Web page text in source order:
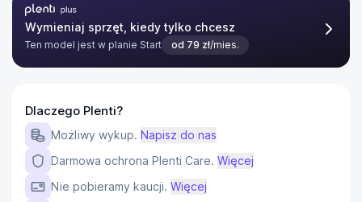
Plenti Plus
Wymieniaj sprzęt, kiedy tylko chcesz
Ten model jest w planie Start od 79 zł/mies.
Dlaczego Plenti?
Możliwy wykup. Napisz do nas
Darmowa ochrona Plenti Care. Więcej
Nie pobieramy kaucji. Więcej